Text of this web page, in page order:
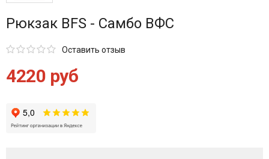
Рюкзак BFS - Самбо ВФС
Оставить отзыв
4220 руб